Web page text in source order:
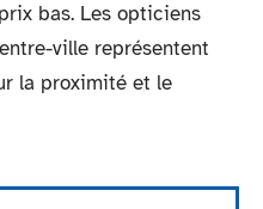
bas. Les opticiens
ville représentent
la proximité et le